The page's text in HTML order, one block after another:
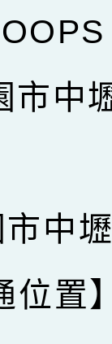
市中
中
位置